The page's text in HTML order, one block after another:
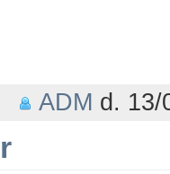
ADM d. 13/